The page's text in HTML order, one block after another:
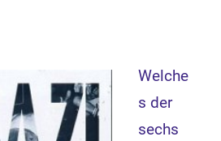
Welche
s der
sechs